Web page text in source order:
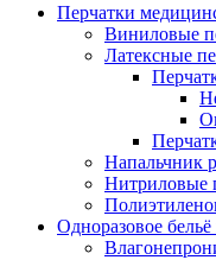
Перчатки
Виниловые
Латексные
Напальчник
Нитриловые
Одноразовое